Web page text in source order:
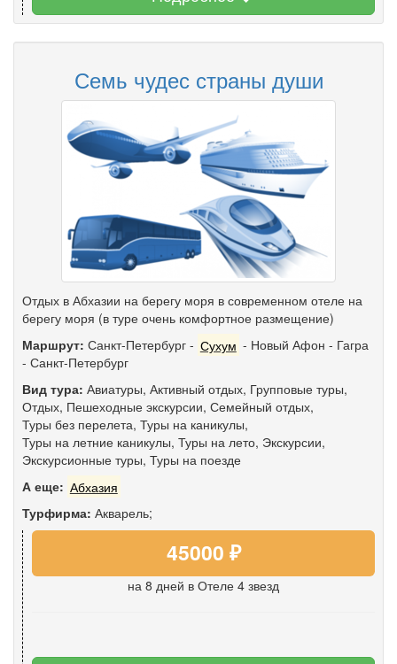
Семь чудес страны души
Отдых в Абхазии на берегу моря в современном отеле на
берегу моря (в туре очень комфортное размещение)
Маршрут: Санкт-Петербург - Сухум - Новый Афон - Гагра
- Санкт-Петербург
Вид тура: Авиатуры, Активный отдых, Групповые туры,
Отдых, Пешеходные экскурсии, Семейный отдых,
Туры без перелета, Туры на каникулы,
Туры на летние каникулы, Туры на лето, Экскурсии,
Экскурсионные туры, Туры на поезде
А еще: Абхазия
Турфирма: Акварель;
45000 ₽
на 8 дней в Отеле 4 звезд